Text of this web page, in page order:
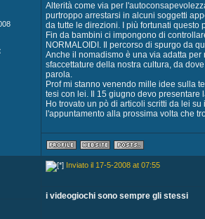
Alterità come via per
purtroppo arrestarsi in alcuni soggetti
da tutte le direzioni. I più fortunati questo
Fin da bambini ci impongono di
NORMALOIDI. Il percorso di spurgo da
Anche il nomadismo è una via adatta
sfaccettature della nostra cultura, da
parola.
Prof mi stanno venendo mille idee sulla
tesi con lei. Il 15 giugno devo presentare
Ho trovato un pò di articoli scritti da lei
l'appuntamento alla prossima volta che
Inviato il 17-5-2008 at 07:55
i videogiochi sono sempre gli stessi